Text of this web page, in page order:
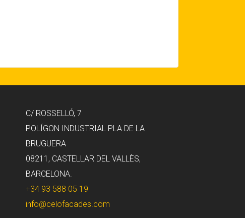
C/ ROSSELLÓ, 7
POLÍGON INDUSTRIAL PLA DE LA
BRUGUERA
08211, CASTELLAR DEL VALLÈS,
BARCELONA.
+34 93 588 05 19
info@celofacades.com